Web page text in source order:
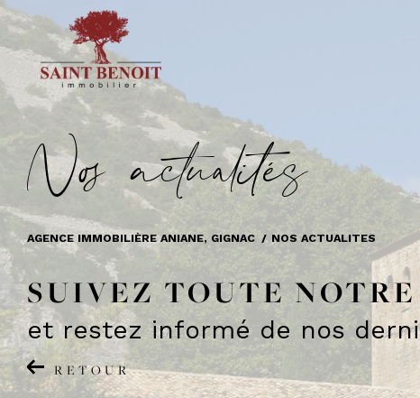
No actuaiés
AGENCE IMMOBILIÈRE ANIANE, GIGNAC NOS ACTUALITES
SUIVEZ TOUTE
et restez informé de nos
RETOUR